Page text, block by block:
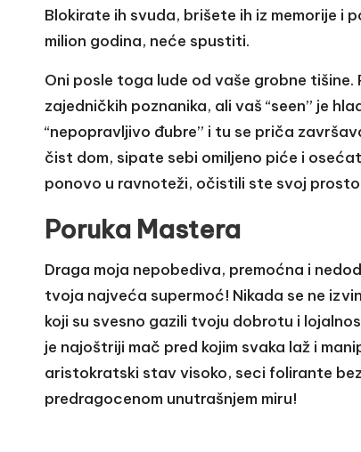
Blokirate ih svuda, brišete ih iz memorije i
milion godina, neće spustiti.
Oni posle toga lude od vaše grobne
zajedničkih poznanika, ali vaš “seen” je
“nepopravljivo đubre” i tu se priča
čist dom, sipate sebi omiljeno piće i
ponovo u ravnoteži, očistili ste svoj
Poruka Mastera
Draga moja nepobediva, premoćna i
tvoja najveća supermoć! Nikada se ne
koji su svesno gazili tvoju dobrotu i
je najoštriji mač pred kojim svaka laž i
aristokratski stav visoko, seci folirante
predragocenom unutrašnjem miru!